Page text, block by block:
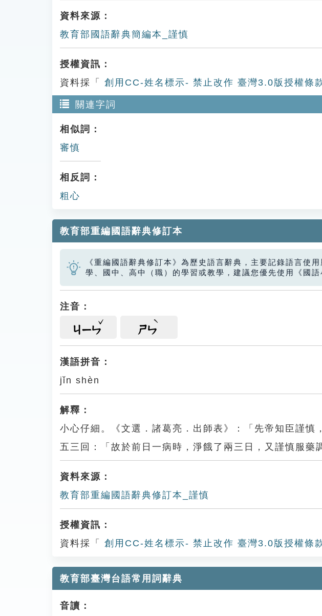
資料來源：
教育部國語辭典簡編本_謹慎
授權資訊：
資料採「
創用CC-姓名標示- 禁止改作 臺灣3.0版授權條
關連字詞
相似詞：
審慎
相反詞：
粗心
教育部重編國語辭典修訂本
《重編國語辭典修訂本》為歷史語言辭典，主要記錄語言使
學、國中、高中（職）的學習或教學，建議您優先使用《國
注音：
ㄐㄧㄣ ㄕㄣ
漢語拼音：
jǐn shèn
解釋：
小心仔細。《文選．諸葛亮．出師表》：「先帝知臣謹慎
五三回：「故於前日一病時，淨餓了兩三日，又謹慎服藥
資料來源：
教育部重編國語辭典修訂本_謹慎
授權資訊：
資料採「
創用CC-姓名標示- 禁止改作 臺灣3.0版授權條
教育部臺灣台語常用詞辭典
音讀：